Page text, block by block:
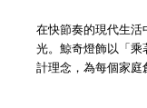
在快節奏的現代生活
光。鯨奇燈飾以「乘
計理念，為每個家庭